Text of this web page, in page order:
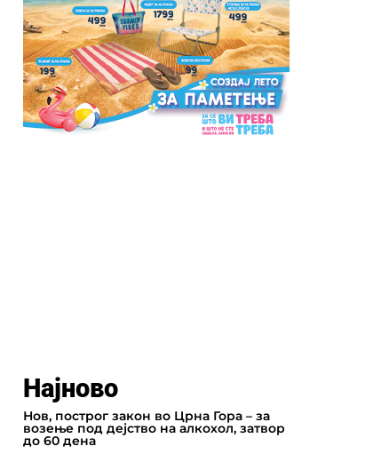
Најново
Нов, построг закон во Црна Гора – за
возење под дејство на алкохол, затвор
до 60 дена